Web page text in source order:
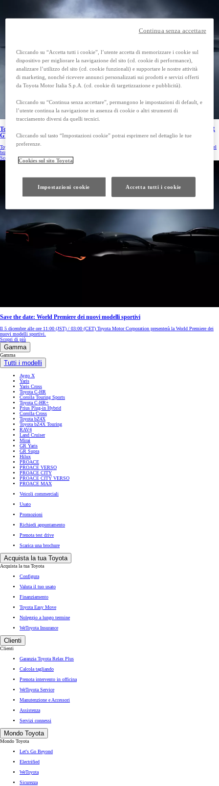
Toyota Gazoo Racing e Lexus presentano in anteprima mondiale i modelli GR GT, GR
GT3 e Lexus LFA Concept
Toyota Gazoo Racing (TGR) e Lexus hanno tenuto oggi la prima mondiale dei modelli GR GT e GR GT3 del
brand Toyota Gazoo Racing e del modello Lexus LFA Concept di Lexus.
Scopri di più
Save the date: World Premiere dei nuovi modelli sportivi
Il 5 dicembre alle ore 11:00 (JST) / 03:00 (CET) Toyota Motor Corporation presenterà la World Premiere dei
nuovi modelli sportivi.
Scopri di più
Gamma
Gamma
Tutti i modelli
Aygo X
Yaris
Yaris Cross
Toyota C-HR
Corolla Touring Sports
Toyota C-HR+
Prius Plug-in Hybrid
Corolla Cross
Toyota bZ4X
Toyota bZ4X Touring
RAV4
Land Cruiser
Mirai
GR Yaris
GR Supra
Hilux
PROACE
PROACE VERSO
PROACE CITY
PROACE CITY VERSO
PROACE MAX
Veicoli commerciali
Usato
Promozioni
Richiedi appuntamento
Prenota test drive
Scarica una brochure
Acquista la tua Toyota
Acquista la tua Toyota
Configura
Valuta il tuo usato
Finanziamento
Toyota Easy Move
Noleggio a lungo termine
WeToyota Insurance
Clienti
Clienti
Garanzia Toyota Relax Plus
Calcola tagliando
Prenota intervento in officina
WeToyota Service
Manutenzione e Accessori
Assistenza
Servizi connessi
Mondo Toyota
Mondo Toyota
Let's Go Beyond
Electrified
WeToyota
Sicurezza
Cliccando su “Accetta tutti i cookie”, l’utente accetta di memorizzare i cookie sul
dispositivo per migliorare la navigazione del sito (cd. cookie di performance),
analizzare l’utilizzo del sito (cd. cookie funzionali) e supportare le nostre attività
di marketing, nonché ricevere annunci personalizzati sui prodotti e servizi offerti
da Toyota Motor Italia S.p.A. (cd. cookie di targetizzazione e pubblicità).
Cliccando su “Continua senza accettare”, permangono le impostazioni di default, e
l’utente continua la navigazione in assenza di cookie o altri strumenti di
tracciamento diversi da quelli tecnici.
Cliccando sul tasto “Impostazioni cookie” potrai esprimere nel dettaglio le tue
preferenze.
Cookies sul sito Toyota
Impostazioni cookie Accetta tutti i cookie
Continua senza accettare